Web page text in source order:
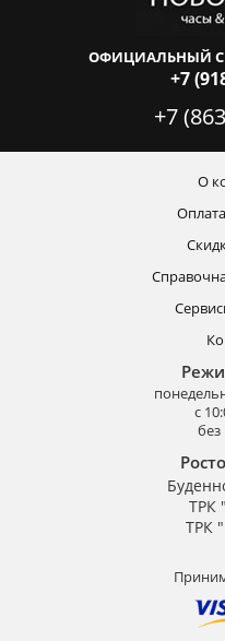
ОФИЦИАЛЬНЫЙ
+7
+7
О
с
ТРК
ТРК